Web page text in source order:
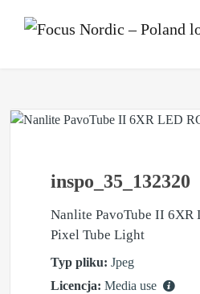
inspo_35_132320
Nanlite PavoTube II 6XR
Pixel Tube Light
Typ pliku: Jpeg
Licencja: Media use